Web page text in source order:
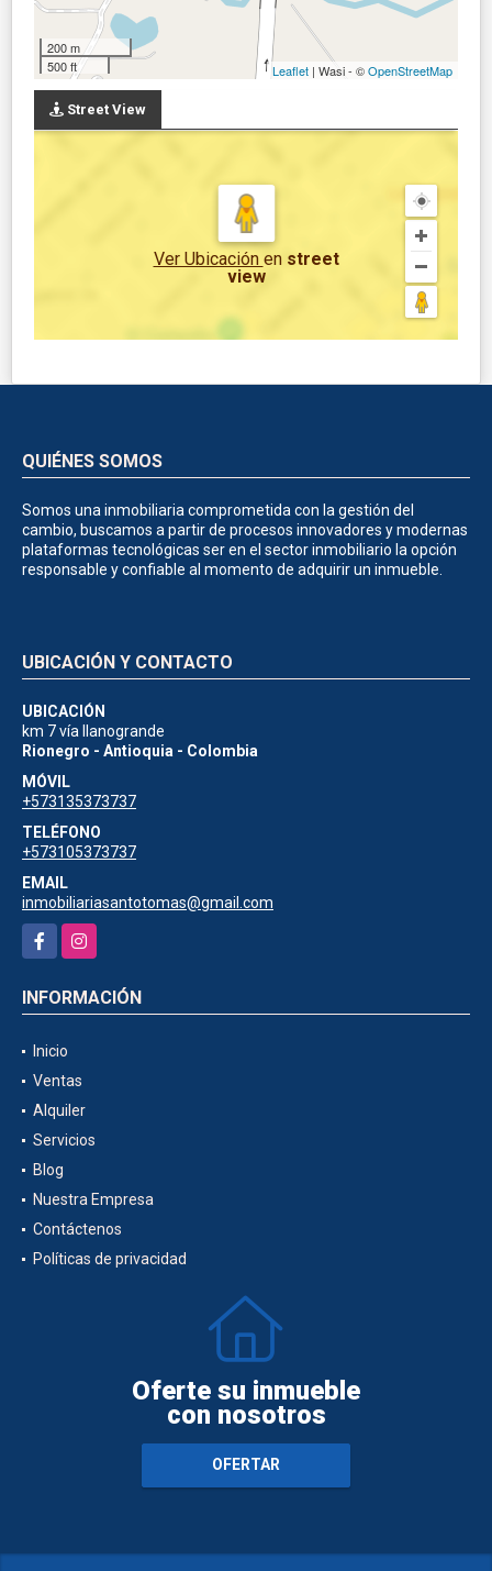
200 m
500 ft
Leaflet | Wasi - ©OpenStreetMap
Street View
Ver Ubicación en street
view
QUIÉNES SOMOS
Somos una inmobiliaria comprometida con la gestión del
cambio, buscamos a partir de procesos innovadores y modernas
plataformas tecnológicas ser en el sector inmobiliario la opción
responsable y confiable al momento de adquirir un inmueble.
UBICACIÓN Y CONTACTO
UBICACIÓN
km 7 vía llanogrande
Rionegro - Antioquia - Colombia
MÓVIL
+573135373737
TELÉFONO
+573105373737
EMAIL
inmobiliariasantotomas@gmail.com
FacebookInstagram
INFORMACIÓN
Inicio
Ventas
Alquiler
Servicios
Blog
Nuestra Empresa
Contáctenos
Políticas de privacidad
Oferte su inmueble
con nosotros
OFERTAR